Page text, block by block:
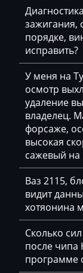
Jac
Jaecoo
Jaguar
JCB
Jeep
Jetour
Jetta
JMC
JohnDeere
Kaiyi
Kalmar
Kassbohrer
зажигания,
порядке,
исправить?
У меня на
осмотр
удаление
владелец.
форсаже,
высокая
сажевый на
Ваз 2115,
видит
хотяонина
Сколько
после чипа
программе